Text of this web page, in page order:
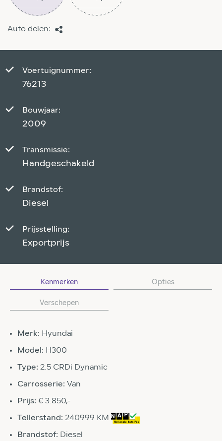
Auto delen:
Voertuignummer:
76213
Bouwjaar:
2009
Transmissie:
Handgeschakeld
Brandstof:
Diesel
Prijsstelling:
Exportprijs
Kenmerken Opties
Verschepen
Merk: Hyundai
Model: H300
Type: 2.5 CRDi Dynamic
Carrosserie: Van
Prijs: € 3.850,-
Tellerstand: 240999 KM
Brandstof: Diesel